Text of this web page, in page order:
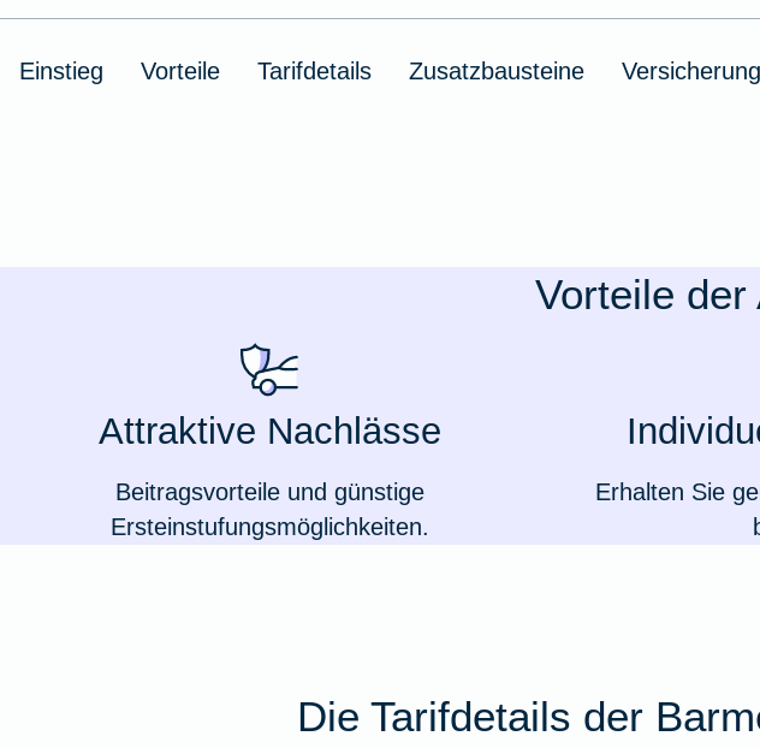
Einstieg Vorteile Tarifdetails Zusatzbausteine
Vorteile
Attraktive Nachlässe
Beitragsvorteile und günstige
Ersteinstufungsmöglichkeiten.
Erhalten Sie
Die Tarifdetails der